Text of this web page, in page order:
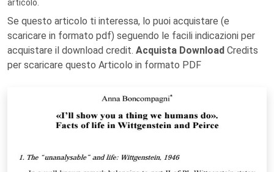
articolo.
Se questo articolo ti interessa, lo puoi acquistare (e
scaricare in formato pdf) seguendo le facili indicazioni per
acquistare il download credit. Acquista Download Credits
per scaricare questo Articolo in formato PDF